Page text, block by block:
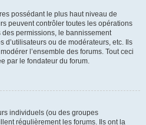
possédant le plus haut niveau de
peuvent contrôler toutes les opérations
permissions, le bannissement
d’utilisateurs ou de modérateurs, etc. Ils
l’ensemble des forums. Tout ceci
par le fondateur du forum.
individuels (ou des groupes
régulièrement les forums. Ils ont la